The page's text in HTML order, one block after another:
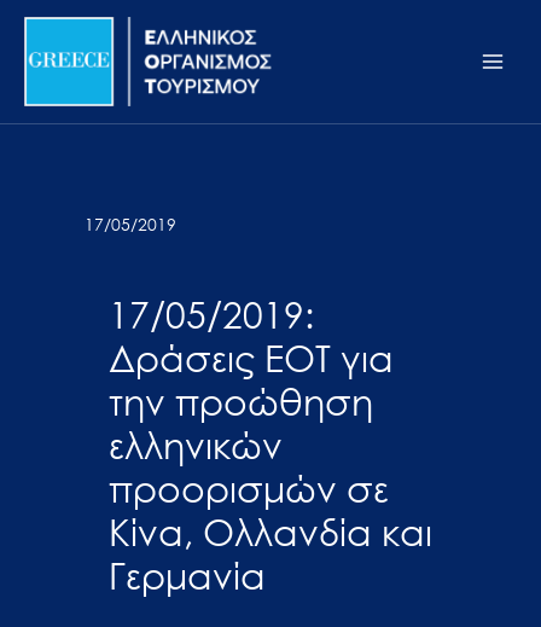
Σημείωση:
ιστότοπος
προσβασιμότητας.
Μετάβαση
περιεχόμενο
17/05/2019
17/05/2019:
Δράσεις ΕΟΤ για
την προώθηση
ελληνικών
προορισμών σε
Κίνα, Ολλανδία και
Γερμανία